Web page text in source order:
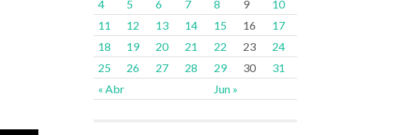
« Abr Jun »
4
5 6 7 8 9
10
11
12 13 14 15 16
17
18
19 20 21 22 23
24
25
26 27 28 29 30 31